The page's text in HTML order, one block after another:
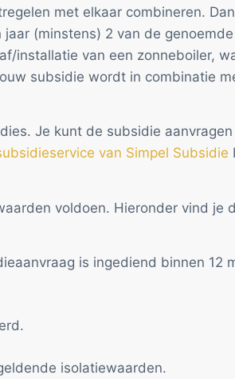
met elkaar combineren.
(minstens) 2 van de
installatie van een zonneboiler,
subsidie wordt in combinatie
Je kunt de subsidie
van Simpel Subsidie
voldoen. Hieronder vind je
is ingediend binnen 12
isolatiewaarden.